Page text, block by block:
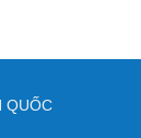
QUỐC